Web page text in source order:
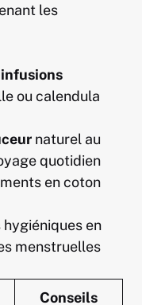
les
infusions
ou calendula
naturel au
quotidien
en coton
en
menstruelles
Conseils